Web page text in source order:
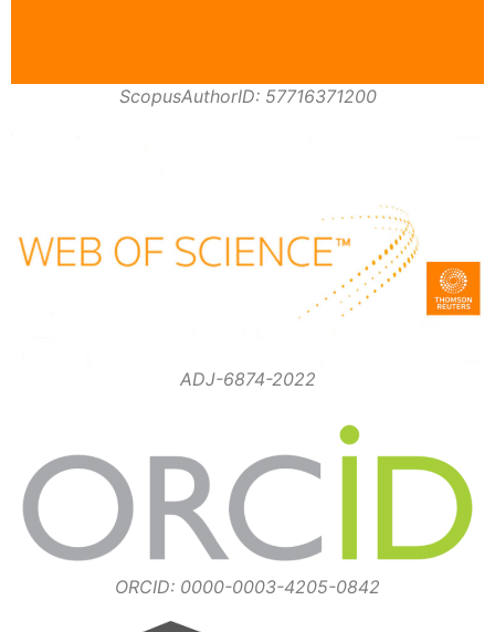
ScopusAuthorID: 57716371200
ADJ-6874-2022
ORCID: 0000-0003-4205-0842